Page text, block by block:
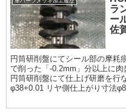
ラ
ー
佐
円筒研削盤にてシール部の摩耗
で削った「-0.2mm」分以上に肉
円筒研削盤にて仕上げ研磨を行
φ38+0.01 リヤ側仕上がり寸法